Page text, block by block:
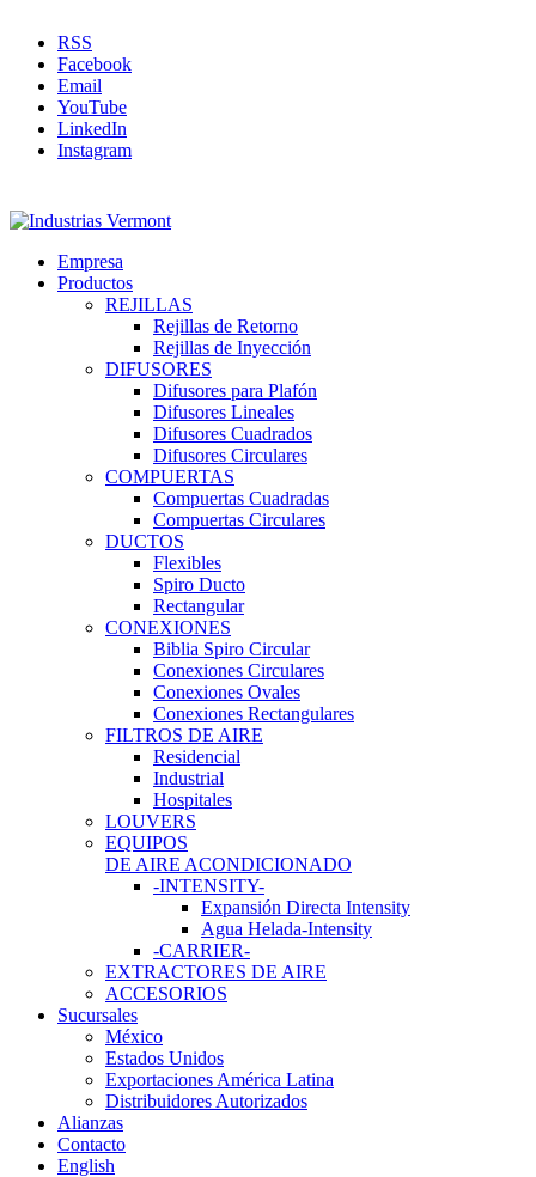
RSS
Facebook
Email
YouTube
LinkedIn
Instagram
Empresa
Productos
REJILLAS
Rejillas de Retorno
Rejillas de Inyección
DIFUSORES
Difusores para Plafón
Difusores Lineales
Difusores Cuadrados
Difusores Circulares
COMPUERTAS
Compuertas Cuadradas
Compuertas Circulares
DUCTOS
Flexibles
Spiro Ducto
Rectangular
CONEXIONES
Biblia Spiro Circular
Conexiones Circulares
Conexiones Ovales
Conexiones Rectangulares
FILTROS DE AIRE
Residencial
Industrial
Hospitales
LOUVERS
EQUIPOS
DE AIRE ACONDICIONADO
-INTENSITY-
Expansión Directa Intensity
Agua Helada-Intensity
-CARRIER-
EXTRACTORES DE AIRE
ACCESORIOS
Sucursales
México
Estados Unidos
Exportaciones América Latina
Distribuidores Autorizados
Alianzas
Contacto
English